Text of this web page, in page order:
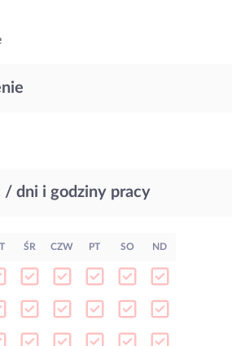
/ dni i godziny pracy
ŚR CZW PT SO ND